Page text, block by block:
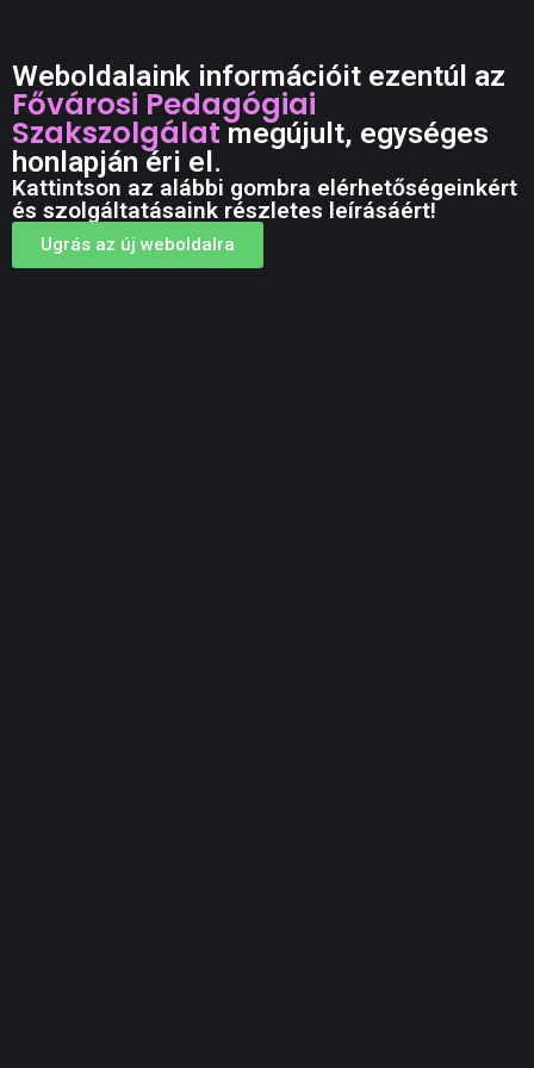
Weboldalaink információit ezentúl az
Fővárosi Pedagógiai
Szakszolgálatmegújult, egységes
honlapján éri el.
Kattintson az alábbi gombra elérhetőségeinkért
és szolgáltatásaink részletes leírásáért!
Ugrás az új weboldalra